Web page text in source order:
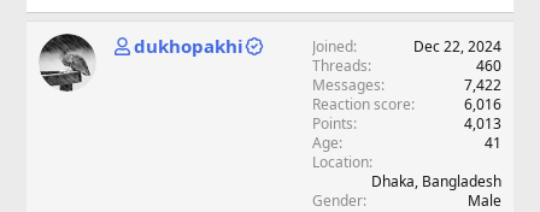
dukhopakhi Joined
Dec 22, 2024
Threads
460
Messages
7,422
Reaction score
6,016
Points
4,013
Age
41
Location
Dhaka, Bangladesh
Gender
Male